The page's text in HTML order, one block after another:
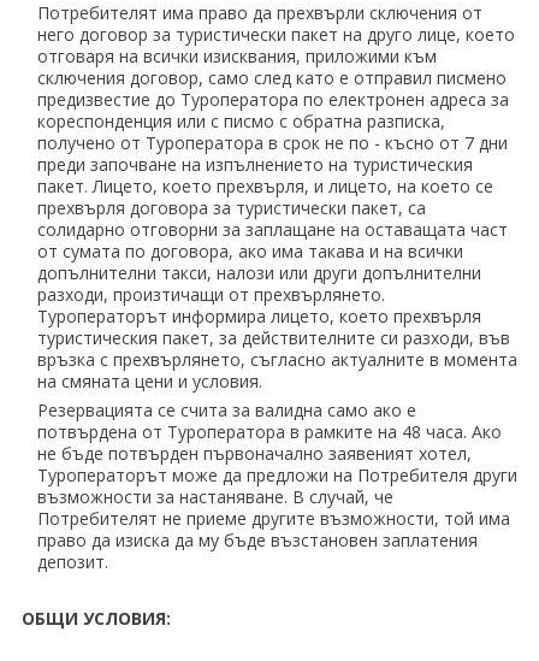
Потребителят има право да прехвърли сключения от
него договор за туристически пакет на друго лице, което
отговаря на всички изисквания, приложими към
сключения договор, само след като е отправил писмено
предизвестие до Туроператора по електронен адреса за
кореспонденция или с писмо с обратна разписка,
получено от Туроператора в срок не по - късно от 7 дни
преди започване на изпълнението на туристическия
пакет. Лицето, което прехвърля, и лицето, на което се
прехвърля договора за туристически пакет, са
солидарно отговорни за заплащане на оставащата част
от сумата по договора, ако има такава и на всички
допълнителни такси, налози или други допълнителни
разходи, произтичащи от прехвърлянето.
Туроператорът информира лицето, което прехвърля
туристическия пакет, за действителните си разходи, във
връзка с прехвърлянето, съгласно актуалните в момента
на смяната цени и условия.
Резервацията се счита за валидна само ако е
потвърдена от Туроператора в рамките на 48 часа. Ако
не бъде потвърден първоначално заявеният хотел,
Туроператорът може да предложи на Потребителя други
възможности за настаняване. В случай, че
Потребителят не приеме другите възможности, той има
право да изиска да му бъде възстановен заплатения
депозит.
ОБЩИ УСЛОВИЯ: